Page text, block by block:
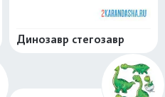
Динозавр стегозавр